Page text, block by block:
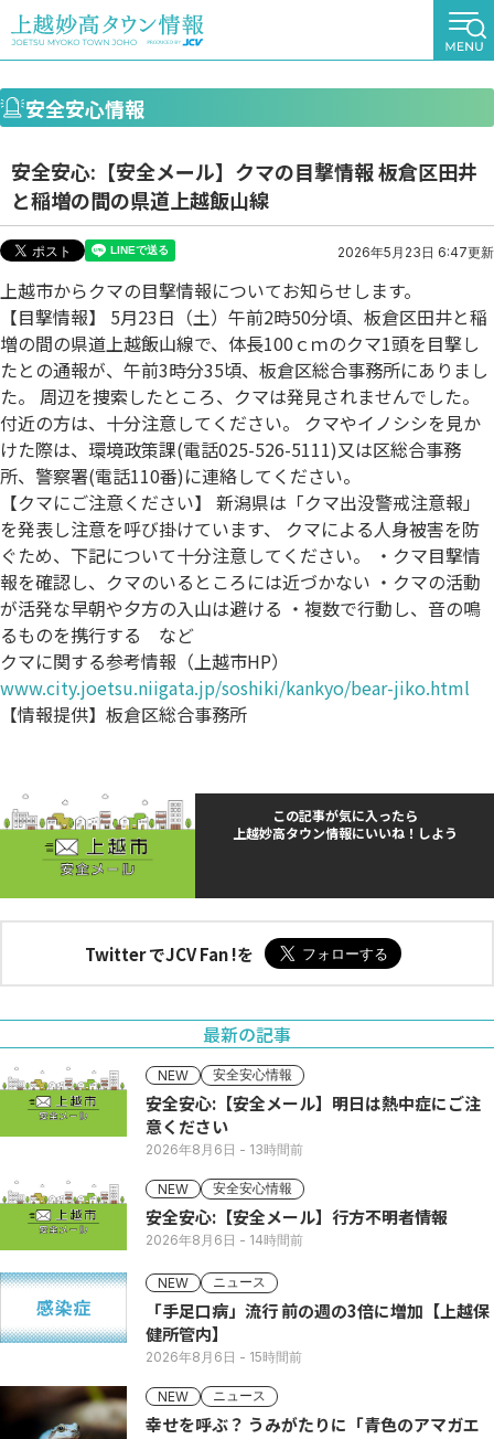
安全安心情報
安全安心:【安全メール】クマの目撃情報 板倉区田井
と稲増の間の県道上越飯山線
2026年5月23日 6:47更新
上越市からクマの目撃情報についてお知らせします。
【目撃情報】 5月23日（土）午前2時50分頃、板倉区田井と稲
増の間の県道上越飯山線で、体長100ｃｍのクマ1頭を目撃し
たとの通報が、午前3時分35頃、板倉区総合事務所にありまし
た。 周辺を捜索したところ、クマは発見されませんでした。
付近の方は、十分注意してください。 クマやイノシシを見か
けた際は、環境政策課(電話025-526-5111)又は区総合事務
所、警察署(電話110番)に連絡してください。
【クマにご注意ください】 新潟県は「クマ出没警戒注意報」
を発表し注意を呼び掛けています、 クマによる人身被害を防
ぐため、下記について十分注意してください。 ・クマ目撃情
報を確認し、クマのいるところには近づかない ・クマの活動
が活発な早朝や夕方の入山は避ける ・複数で行動し、音の鳴
るものを携行する など
クマに関する参考情報（上越市HP）
www.city.joetsu.niigata.jp/soshiki/kankyo/bear-jiko.html
【情報提供】板倉区総合事務所
この記事が気に入ったら
上越妙高タウン情報にいいね！しよう
Twitter でJCV Fan !を
最新の記事
NEW 安全安心情報
安全安心:【安全メール】明日は熱中症にご注
意ください
2026年8月6日 - 13時間前
NEW 安全安心情報
安全安心:【安全メール】行方不明者情報
2026年8月6日 - 14時間前
NEW ニュース
「手足口病」流行 前の週の3倍に増加【上越保
健所管内】
2026年8月6日 - 15時間前
NEW ニュース
幸せを呼ぶ？ うみがたりに「青色のアマガエ